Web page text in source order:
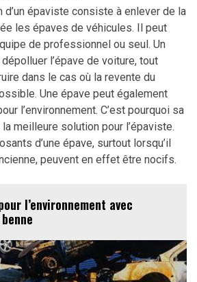
épaviste consiste à enlever de la
les épaves de véhicules. Il peut
de professionnel ou seul. Un
l’épave de voiture, tout
dans le cas où la revente du
Une épave peut également
l’environnement. C’est pourquoi sa
meilleure solution pour l’épaviste.
d’une épave, surtout lorsqu’il
peuvent en effet être nocifs.
l’environnement avec